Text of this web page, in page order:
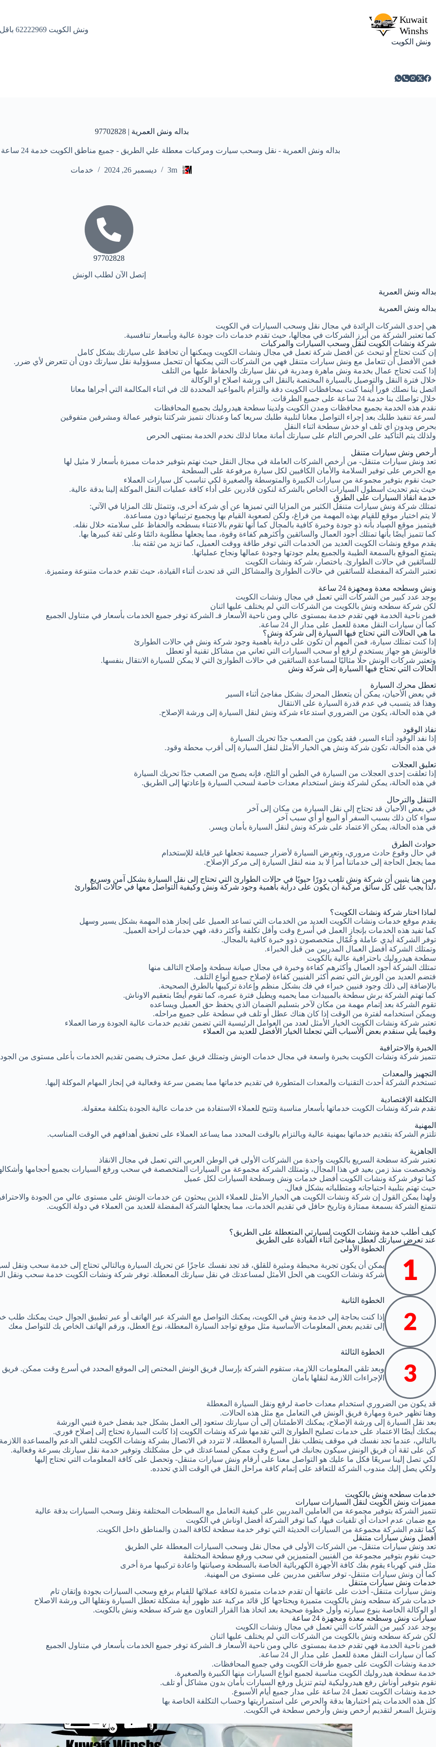
ونش الكويت
ونش الكويت 62222969 باقل الاسعار
بداله ونش العمرية | 97702828
بداله ونش العمرية - نقل وسحب سيارت ومركبات معطلة علي الطريق - جميع مناطق الكويت خدمة 24 ساعة علي مدار الأسبوع
3m ديسمبر 26, 2024 خدمات
97702828
إتصل الآن لطلب الونش
بداله ونش العمرية
بداله ونش العمرية
هي إحدى الشركات الرائدة في مجال نقل وسحب السيارات في الكويت
كما تعتبر الشركة من أبرز الشركات في مجالها، حيث تقدم خدمات ذات جودة عالية وبأسعار تنافسية.
شركة ونشات الكويت لنقل وسحب السيارات والمركبات
إن كنت تحتاج أو تبحث عن أفضل شركة تعمل في مجال ونشات الكويت ويمكنها أن تحافظ على سيارتك بشكل كامل
فمن الأفضل أن تتعامل مع ونش سيارات متنقل فهي من الشركات التي يمكنها أن تتحمل مسؤولية نقل سيارتك دون أن تتعرض لأي ضرر.
إذا كنت تحتاج عمال بخدمة ونش ماهرة ومدربة في نقل سيارتك والحفاظ عليها من التلف
خلال فترة النقل والتوصيل بالسيارة المختصة بالنقل الى ورشة اصلاح او الوكالة
اتصل بنا نصلك فورا أينما كنت بمحافظات الكويت دقة والتزام بالمواعيد المحددة لك في اثناء المكالمة التي أجراها معانا
خلال تواصلك بنا خدمة 24 ساعة على جميع الطرقات.
نقدم هذه الخدمة بجميع محافظات ومدن الكويت ولدينا سطحة هيدروليك بجميع المحافظات
لسرعة تنفيذ طلبك بعد إجراء التواصل معانا لتلبية طلبك سريعا كما وعدناك نتميز شركتنا بتوفير عمالة ومشرفين متفوقين
بحرص وبدون اي تلف او خدش سطحة اثناء النقل
ولذلك يتم التأكيد على الحرص التام على سيارتك أمانة معانا لذلك نخدم الخدمة بمنتهى الحرص
أرخص ونش سيارات متنقل
تعد ونش سيارات متنقل- من أرخص الشركات العاملة في مجال النقل حيث نهتم بتوفير خدمات مميزة بأسعار لا مثيل لها
مع الحرص على توفير السلامة والأمان الكافيين لكل سيارة مرفوعة على السطحة
حيث نقوم بتوفير مجموعة من سيارات الكبيرة والمتوسطة والصغيرة لكي تناسب كل سيارات العملاء
حيث يتم تحديث اسطول السيارات الخاص بالشركة لنكون قادرين على أداء كافة عمليات النقل الموكلة إلينا بدقة عالية.
خدمة انقاذ السيارات على الطرق
تمتلك شركة ونش سيارات متنقل الكثير من المزايا التي تميزها عن أي شركة أخرى، وتتمثل تلك المزايا في الآتي:
لا يتم اختيار موقع للقيام بهذه المهمة من فراغ، ولكن لصعوبة القيام بها وبجميع ترتيباتها دون مساعدة.
فيتميز موقع الصياد بأنه ذو جودة وخبرة كافية بالمجال كما أنها تقوم بالاعتناء بسطحه والحفاظ على سلامته خلال نقله.
كما تتميز أيضًا بأنها تمتلك أجود العمال والسائقين وأكثرهم كفاءة وقوة، مما يجعلها مطلوبة دائمًا وعلى ثقة كبيرها بها.
يقدم موقع ونشات الكويت العديد من الخدمات التي توفر طاقة ووقت العميل، كما تزيد من ثقته بنا.
يتمتع الموقع بالسمعة الطيبة والجميع يعلم جودتها وجودة عمالها ونجاح عملياتها.
للسائقين في حالات الطوارئ. باختصار، شركة ونشات الكويت
تعتبر الشركة المفضلة للسائقين في حالات الطوارئ والمشاكل التي قد تحدث أثناء القيادة، حيث تقدم خدمات متنوعة ومتميزة.
ونش وسطحه معدة ومجهزة 24 ساعة
يوجد عدد كبير من الشركات التي تعمل في مجال ونشات الكويت
لكن شركة سطحه ونش بالكويت من الشركات التي لم يختلف عليها اثنان
فمن ناحية الخدمة فهي تقدم خدمة بمستوى عالي ومن ناحية الأسعار فـ الشركة توفر جميع الخدمات بأسعار في متناول الجميع
كما أن سيارات النقل معدة للعمل على مدار ال 24 ساعة.
ما هي الحالات التي تحتاج فيها السيارة إلى شركة ونش؟
إذا كنت تمتلك سيارة، فمن المهم أن تكون على دراية بأهمية وجود شركة ونش في حالات الطوارئ
فالونش هو جهاز يستخدم لرفع أو سحب السيارات التي تعاني من مشاكل تقنية أو تعطل
وتعتبر شركات الونش حلًا مثاليًا لمساعدة السائقين في حالات الطوارئ التي لا يمكن للسيارة الانتقال بنفسها.
الحالات التي تحتاج فيها السيارة إلى شركة ونش
تعطل محرك السيارة
في بعض الأحيان، يمكن أن يتعطل المحرك بشكل مفاجئ أثناء السير
وهذا قد يتسبب في عدم قدرة السيارة على الانتقال
في هذه الحالة، يكون من الضروري استدعاء شركة ونش لنقل السيارة إلى ورشة الإصلاح.
نفاذ الوقود
إذا نفد الوقود أثناء السير، فقد يكون من الصعب جدًا تحريك السيارة
في هذه الحالة، تكون شركة ونش هي الخيار الأمثل لنقل السيارة إلى أقرب محطة وقود.
تعليق العجلات
إذا تعلقت إحدى العجلات من السيارة في الطين أو الثلج، فإنه يصبح من الصعب جدًا تحريك السيارة
في هذه الحالة، يمكن لشركة ونش استخدام معدات خاصة لسحب السيارة وإعادتها إلى الطريق.
التنقل والترحال
في بعض الأحيان قد تحتاج إلى نقل السيارة من مكان إلى آخر
سواء كان ذلك بسبب السفر أو البيع أو أي سبب آخر
في هذه الحالة، يمكن الاعتماد على شركة ونش لنقل السيارة بأمان ويسر.
حوادث الطرق
في حال وقوع حادث مروري، وتعرض السيارة لأضرار جسيمة تجعلها غير قابلة للإستخدام
مما يجعل الحاجة إلى خدماتنا أمراً لا بد منه لنقل السيارة إلى مركز الإصلاح.
ومن هنا يتبين أن شركة ونش تلعب دورًا حيويًا في حالات الطوارئ التي تحتاج إلى نقل السيارة بشكل آمن وسريع
،لذا يجب على كل سائق مركبة أن يكون على دراية بأهمية وجود شركة ونش وكيفية التواصل معها في حالات الطوارئ
لماذا اختار شركة ونشات الكويت؟
يقدم موقع خدمات ونشات الكويت العديد من الخدمات التي تساعد العميل على إنجاز هذه المهمة بشكل يسير وسهل
كما تفيد هذه الخدمات بإنجاز العمل في أسرع وقت وأقل تكلفة وأكثر دقة، فهي خدمات لراحة العميل.
توفر الشركة أيدي عاملة وعُمّال متخصصون ذوو خبرة كافية بالمجال.
وتمتلك الشركة أفضل العمال المدربين من قبل الخبراء.
سطحة هيدروليك باحترافية عالية بالكويت
تمتلك الشركة أجود العمال وأكثرهم كفاءة وخبرة في مجال صيانة سطحة وإصلاح التالف منها
فتضم العديد من الورش التي تضم أكثر الفنيين كفاءة لإصلاح جميع أنواع التلف.
بالإضافة إلى ذلك وجود فنيين خبراء في فك بشكل منظم وإعادة تركيبها بالطرق الصحيحة.
كما تهتم الشركة برش سطحة بالمبيدات مما يحميه ويطيل فترة عمره، كما تقوم أيضًا بتعقيم الاوناش.
تقوم الشركة بعد إتمام مهمة من مكان لآخر بتسليم الضمان الذي يحفظ حق العميل ويساعده
ويمكن استخدامه لفترة من الوقت إذا كان هناك عطل أو تلف في سطحة على جميع مراحله.
تعتبر شركة ونشات الكويت الخيار الأمثل لعدد من العوامل الرئيسية التي تضمن تقديم خدمات عالية الجودة ورضا العملاء
وفيما يلي سنقدم بعض الأسباب التي تجعلنا الخيار الأفضل للعديد من العملاء
الخبرة والاحترافية
تتميز شركة ونشات الكويت بخبرة واسعة في مجال خدمات الونش وتمتلك فريق عمل محترف يضمن تقديم الخدمات بأعلى مستوى من
التجهيز والمعدات
تستخدم الشركة أحدث التقنيات والمعدات المتطورة في تقديم خدماتها مما يضمن سرعة وفعالية في إنجاز المهام الموكلة إليها.
التكلفة الإقتصادية
تقدم شركة ونشات الكويت خدماتها بأسعار مناسبة وتتيح للعملاء الاستفادة من خدمات عالية الجودة بتكلفة معقولة.
المهنية
تلتزم الشركة بتقديم خدماتها بمهنية عالية وبالتزام بالوقت المحدد مما يساعد العملاء على تحقيق أهدافهم في الوقت المناسب.
الجاهزية
تعتبر شركة سطحة السريع بالكويت واحدة من الشركات الأولى في الوطن العربي التي تعمل في مجال الانقاذ
وتخصصت منذ زمن بعيد في هذا المجال، وتمتلك الشركة مجموعة من السيارات المتخصصة في سحب ورفع السيارات بجميع أحجامها
كما توفر شركة ونشات الكويت أفضل خدمات ونش وسطحة السيارات لكل عميل
حيث تهتم بتلبية احتياجاته ومتطلباته بشكل فعال.
ولهذا يمكن القول إن شركة ونشات الكويت هي الخيار الأمثل للعملاء الذين يبحثون عن خدمات الونش على مستوى عالي من الجودة
تتمتع الشركة بسمعة ممتازة وتاريخ حافل في تقديم الخدمات، مما يجعلها الشركة المفضلة للعديد من العملاء في دولة الكويت.
كيف أطلب خدمة ونشات الكويت لسيارتي المتعطلة على الطريق؟
عند تعرض سيارتك لعطل مفاجئ أثناء القيادة على الطريق
الخطوة الأولى
يمكن أن يكون تجربة محبطة ومثيرة للقلق، قد تجد نفسك عاجزًا عن تحريك السيارة وبالتالي تحتاج إلى خدمة سحب ونقل
شركة ونشات الكويت هي الحل الأمثل لمساعدتك في نقل سيارتك المعطلة. توفر شركة ونشات الكويت خدمة سحب ونقل
الخطوة الثانية
إذا كنت بحاجة إلى خدمة ونش في الكويت، يمكنك التواصل مع الشركة عبر الهاتف أو عبر تطبيق الجوال حيث يمكنك طلب
إلى تقديم بعض المعلومات الأساسية مثل موقع تواجد السيارة المعطلة، نوع العطل، ورقم الهاتف الخاص بك للتواصل معك
الخطوة الثالثة
وبعد تلقي المعلومات اللازمة، ستقوم الشركة بإرسال فريق الونش المختص إلى الموقع المحدد في أسرع وقت ممكن.
الإجراءات اللازمة لنقلها بأمان
قد يكون من الضروري استخدام معدات خاصة لرفع ونقل السيارة المعطلة
وهنا تظهر خبرة ومهارة فريق الونش في التعامل مع مثل هذه الحالات.
بعد نقل السيارة إلى ورشة الإصلاح، يمكنك الاطمئنان إلى أن سيارتك ستعود إلى العمل بشكل جيد بفضل خبرة فنيي الورشة
يمكنك أيضًا الاعتماد على خدمات تصليح الطوارئ التي تقدمها شركة ونشات الكويت إذا كانت السيارة تحتاج إلى إصلاح فوري.
بالتالي، عندما تجد نفسك في موقف يتطلب نقل السيارة المعطلة، لا تتردد في الاتصال بشركة ونشات الكويت لتلقي الدعم والمساعدة
كن على ثقة أن فريق الونش سيكون بجانبك في أسرع وقت ممكن لمساعدتك في حل مشكلتك وتوفير خدمة نقل سيارتك بسرعة وفعالية.
لكي تصل إلينا سريعًا فكل ما عليك هو التواصل معنا على أرقام ونش سيارات متنقل- وتحصل على كافة المعلومات التي تحتاج إليها
ولكي يصل إليك مندوب الشركة للتعاقد على إتمام كافة مراحل النقل في الوقت الذي تحدده.
خدمات سطحه ونش بالكويت
مميزات ونش الكويت لنقل السيارات سيارات
تتميز الشركة بتوفير مجموعة من العاملين المدربين على كيفية التعامل مع السطحات المختلفة ونقل وسحب السيارات بدقة عالية
مع ضمان عدم احداث أي تلفيات فيها، كما توفر الشركة أفضل اوناش في الكويت
كما تقدم الشركة مجموعة من السيارات الحديثة التي توفر خدمة سطحة لكافة المدن والمناطق داخل الكويت.
أفضل ونش سيارات متنقل
تعد ونش سيارات متنقل- من الشركات الأولى في مجال نقل وسحب السيارات المعطلة علي الطريق
حيث نقوم بتوفير مجموعة من الفنيين المتميزين في سحب ورفع سطحة المختلفة
مثل فني كهرباء يقوم بفك كافة الأجهزة الكهربائية الخاصة بالسطحة وصيانتها واعادة تركيبها مرة أخرى
كما أن ونش سيارات متنقل- توفر سائقين مدربين على مستوى من المهنية.
خدمات ونش سيارات متنقل
ونش سيارات متنقل- أخذت على عاتقها أن تقدم خدمات متميزة لكافة عملائها للقيام برفع وسحب السيارات بجودة وإتقان تام
خدمات شركة سطحه ونش بالكويت متميزة ويحتاجها كل قائد مركبة عند ظهور أية مشكلة تعطل السيارة ونقلها الى ورشة الاصلاح
او الوكالة الخاصة بنوع سيارته وأول خطوة صحيحة بعد اتخاذ هذا القرار التعاون مع شركة سطحه ونش بالكويت.
سيارات ونش وسطحه معدة ومجهزة 24 ساعة
يوجد عدد كبير من الشركات التي تعمل في مجال ونشات الكويت
لكن شركة سطحه ونش بالكويت من الشركات التي لم يختلف عليها اثنان
فمن ناحية الخدمة فهي تقدم خدمة بمستوى عالي ومن ناحية الأسعار فـ الشركة توفر جميع الخدمات بأسعار في متناول الجميع
كما أن سيارات النقل معدة للعمل على مدار ال 24 ساعة.
خدمة ونشات الكويت على جميع طرقات الكويت وفي جميع المحافظات.
خدمة سطحة هيدروليك الكويت مناسبة لجميع انواع السيارات منها الكبيرة والصغيرة.
نقوم بتوفير أوناش رفع هيدروليكية ليتم تنزيل ورفع السيارات بأمان بدون مشاكل أو تلف.
خدمة ونشات الكويت تعمل 24 ساعة على مدار جميع أيام الأسبوع.
كل هذه الخدمات يتم اختبارها بدقة والحرص على استمراريتها وحساب التكلفة الخاصة بها
وتنزيل السعر لتقديم أرخص ونش وأرخص سطحة في الكويت.